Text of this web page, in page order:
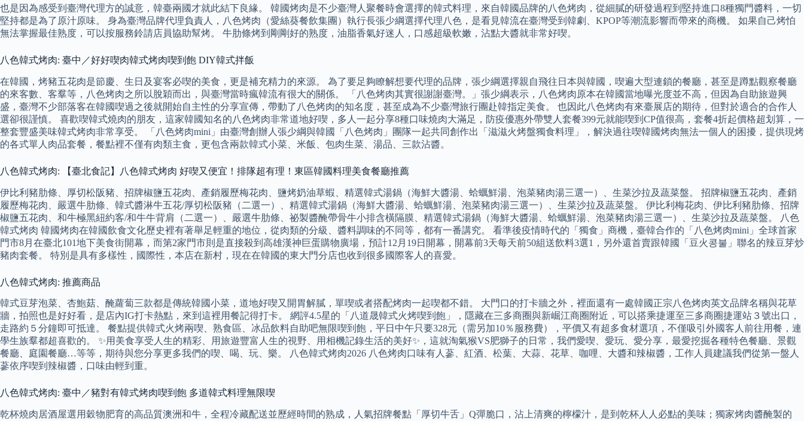
也是因為感受到臺灣代理方的誠意，韓臺兩國才就此結下良緣。 韓國烤肉是不少臺灣人聚餐時會選擇的韓式料理，來自韓國品牌的八色烤肉，從細膩的研發過程到堅持進口8種獨門醬料，一切
堅持都是為了原汁原味。 身為臺灣品牌代理負責人，八色烤肉（愛絲葵餐飲集團）執行長張少綱選擇代理八色，是看見韓流在臺灣受到韓劇、KPOP等潮流影響而帶來的商機。 如果自己烤怕
無法掌握最佳熟度，可以按服務鈴請店員協助幫烤。 牛肋條烤到剛剛好的熟度，油脂香氣好迷人，口感超級軟嫩，沾點大醬就非常好喫。
八色韓式烤肉: 臺中／好好喫肉韓式烤肉喫到飽 DIY韓式拌飯
在韓國，烤豬五花肉是節慶、生日及宴客必喫的美食，更是補充精力的來源。 為了要足夠瞭解想要代理的品牌，張少綱選擇親自飛往日本與韓國，喫遍大型連鎖的餐廳，甚至是蹲點觀察餐廳
的來客數、客羣等，八色烤肉之所以脫穎而出，與臺灣當時瘋韓流有很大的關係。 「八色烤肉其實很謝謝臺灣。」張少綱表示，八色烤肉原本在韓國當地曝光度並不高，但因為自助旅遊興
盛，臺灣不少部落客在韓國喫過之後就開始自主性的分享宣傳，帶動了八色烤肉的知名度，甚至成為不少臺灣旅行團赴韓指定美食。 也因此八色烤肉有來臺展店的期待，但對於適合的合作人
選卻很謹慎。 喜歡喫韓式燒肉的朋友，這家韓國知名的八色烤肉非常道地好喫，多人一起分享8種口味燒肉大滿足，防疫優惠外帶雙人套餐399元就能喫到CP值很高，套餐4折起價格超划算，一
整套豐盛美味韓式烤肉非常享受。 「八色烤肉mini」由臺灣創辦人張少綱與韓國「八色烤肉」團隊一起共同創作出「滋滋火烤盤獨食料理」，解決過往喫韓國烤肉無法一個人的困擾，提供現烤
的各式單人肉品套餐，餐點裡不僅有肉類主食，更包含兩款韓式小菜、米飯、包肉生菜、湯品、三款沾醬。
八色韓式烤肉: 【臺北食記】八色韓式烤肉 好喫又便宜！排隊超有理！東區韓國料理美食餐廳推薦
伊比利豬肋條、厚切松阪豬、招牌椒鹽五花肉、產銷履歷梅花肉、鹽烤奶油草蝦、精選韓式湯鍋（海鮮大醬湯、蛤蠣鮮湯、泡菜豬肉湯三選一）、生菜沙拉及蔬菜盤。 招牌椒鹽五花肉、產銷
履歷梅花肉、嚴選牛肋條、韓式醬淋牛五花/厚切松阪豬（二選一）、精選韓式湯鍋（海鮮大醬湯、蛤蠣鮮湯、泡菜豬肉湯三選一）、生菜沙拉及蔬菜盤。 伊比利梅花肉、伊比利豬肋條、招牌
椒鹽五花肉、和牛極黑紐約客/和牛牛背肩（二選一）、嚴選牛肋條、祕製醬醃帶骨牛小排含橫隔膜、精選韓式湯鍋（海鮮大醬湯、蛤蠣鮮湯、泡菜豬肉湯三選一）、生菜沙拉及蔬菜盤。 八色
韓式烤肉 韓國烤肉在韓國飲食文化歷史裡有著舉足輕重的地位，從肉類的分級、醬料調味的不同等，都有一番講究。 看準後疫情時代的「獨食」商機，臺韓合作的「八色烤肉mini」全球首家
門市8月在臺北101地下美食街開幕，而第2家門市則是直接殺到高雄漢神巨蛋購物廣場，預計12月19日開幕，開幕前3天每天前50組送飲料3選1，另外還首賣跟韓國「豆火콩불」聯名的辣豆芽炒
豬肉套餐。 特別是具有多樣性，國際性，本店在新村，現在在韓國的東大門分店也收到很多國際客人的喜愛。
八色韓式烤肉: 推薦商品
韓式豆芽泡菜、杏鮑菇、醃蘿蔔三款都是傳統韓國小菜，道地好喫又開胃解膩，單喫或者搭配烤肉一起喫都不錯。 大門口的打卡牆之外，裡面還有一處韓國正宗八色烤肉英文品牌名稱與花草
牆，拍照也是好好看，是店內IG打卡熱點，來到這裡用餐記得打卡。 網評4.5星的「八道晟韓式火烤喫到飽」，隱藏在三多商圈與新崛江商圈附近，可以搭乘捷運至三多商圈捷運站３號出口，
走路約５分鐘即可抵達。 餐點提供韓式火烤兩喫、熟食區、冰品飲料自助吧無限喫到飽，平日中午只要328元（需另加10％服務費），平價又有超多食材選項，不僅吸引外國客人前往用餐，連
學生族羣都超喜歡的。 ✨用美食享受人生的精彩、用旅遊豐富人生的視野、用相機記錄生活的美好✨，這就淘氣猴VS肥獅子的日常，我們愛喫、愛玩、愛分享，最愛挖掘各種特色餐廳、景觀
餐廳、庭園餐廳…等等，期待與您分享更多我們的喫、喝、玩、樂。 八色韓式烤肉2026 八色烤肉口味有人蔘、紅酒、松葉、大蒜、花草、咖哩、大醬和辣椒醬，工作人員建議我們從第一盤人
蔘依序喫到辣椒醬，口味由輕到重。
八色韓式烤肉: 臺中／豬對有韓式烤肉喫到飽 多道韓式料理無限喫
乾杯燒肉居酒屋選用穀物肥育的高品質澳洲和牛，全程冷藏配送並歷經時間的熟成，人氣招牌餐點「厚切牛舌」Q彈脆口，沾上清爽的檸檬汁，是到乾杯人人必點的美味；獨家烤肉醬醃製的